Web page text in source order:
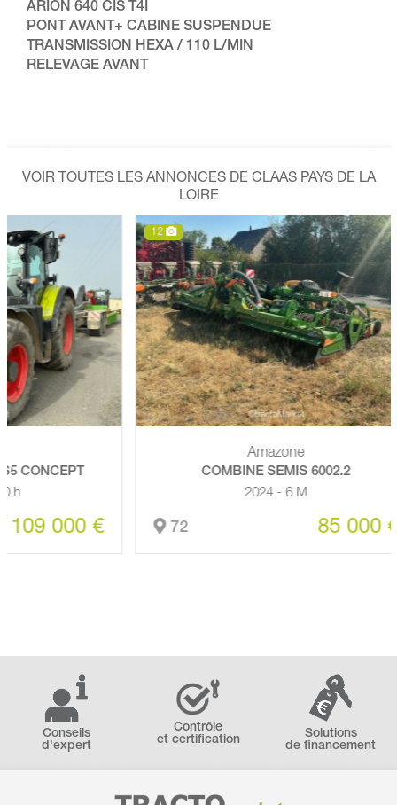
ARION 640 CIS T4I
PONT AVANT+ CABINE SUSPENDUE
TRANSMISSION HEXA / 110 L/MIN
RELEVAGE AVANT
VOIR TOUTES LES ANNONCES DE CLAAS PAYS DE LA
LOIRE
€
Amazone
COMBINE SEMIS 6002.2
2024 - 6 M
85 000 €
Conseils
d'expert
Contrôle
et certification
Solutions
de financement